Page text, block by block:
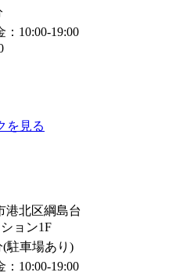
：10:00-19:00
を見る
港北区綱島台
ョン1F
(駐車場あり)
：10:00-19:00